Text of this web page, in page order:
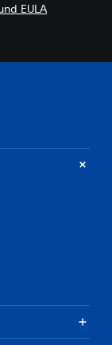
EULA